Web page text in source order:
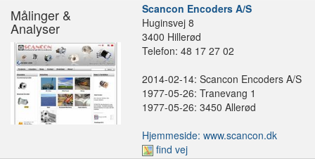
Målinger &
Analyser
Scancon Encoders A/S
Huginsvej 8
3400 Hillerød
Telefon: 48 17 27 02
2014-02-14: Scancon Encoders A/S
1977-05-26: Tranevang 1
1977-05-26: 3450 Allerød
Hjemmeside: www.scancon.dk
find vej